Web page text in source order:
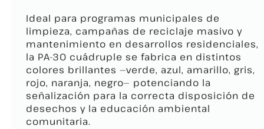
Ideal para programas municipales de
limpieza, campañas de reciclaje masivo y
mantenimiento en desarrollos residenciales,
la PA-30 cuádruple se fabrica en distintos
colores brillantes —verde, azul, amarillo, gris,
rojo, naranja, negro— potenciando la
señalización para la correcta disposición de
desechos y la educación ambiental
comunitaria.